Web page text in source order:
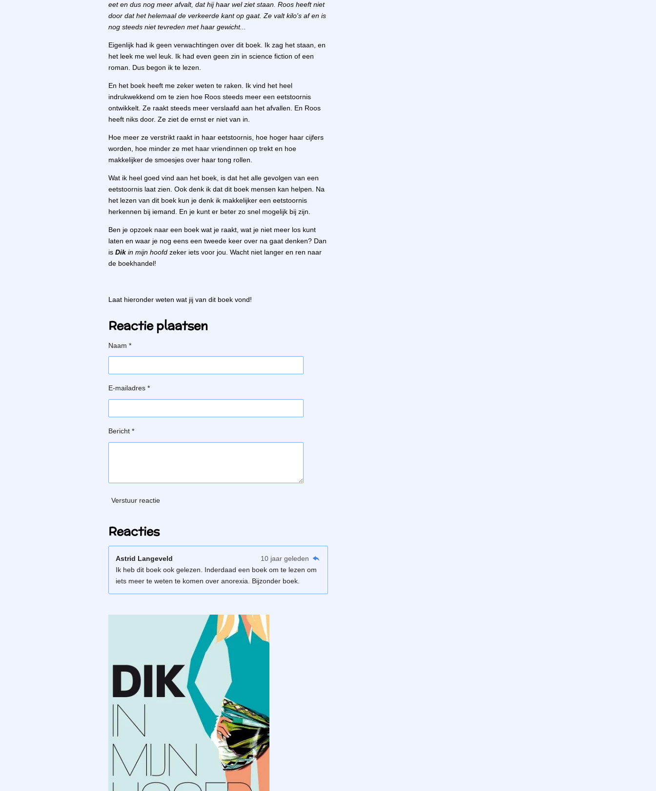
eet en dus nog meer afvalt, dat hij haar wel ziet staan. Roos heeft niet
door dat het helemaal de verkeerde kant op gaat. Ze valt kilo's af en is
nog steeds niet tevreden met haar gewicht...
Eigenlijk had ik geen verwachtingen over dit boek. Ik zag het staan, en
het leek me wel leuk. Ik had even geen zin in science fiction of een
roman. Dus begon ik te lezen.
En het boek heeft me zeker weten te raken. Ik vind het heel
indrukwekkend om te zien hoe Roos steeds meer een eetstoornis
ontwikkelt. Ze raakt steeds meer verslaafd aan het afvallen. En Roos
heeft niks door. Ze ziet de ernst er niet van in.
Hoe meer ze verstrikt raakt in haar eetstoornis, hoe hoger haar cijfers
worden, hoe minder ze met haar vriendinnen op trekt en hoe
makkelijker de smoesjes over haar tong rollen.
Wat ik heel goed vind aan het boek, is dat het alle gevolgen van een
eetstoornis laat zien. Ook denk ik dat dit boek mensen kan helpen. Na
het lezen van dit boek kun je denk ik makkelijker een eetstoornis
herkennen bij iemand. En je kunt er beter zo snel mogelijk bij zijn.
Ben je opzoek naar een boek wat je raakt, wat je niet meer los kunt
laten en waar je nog eens een tweede keer over na gaat denken? Dan
is Dik in mijn hoofd zeker iets voor jou. Wacht niet langer en ren naar
de boekhandel!
Laat hieronder weten wat jij van dit boek vond!
Reactie plaatsen
Naam *
E-mailadres *
Bericht *
Verstuur reactie
Reacties
Astrid Langeveld
10 jaar geleden
Ik heb dit boek ook gelezen. Inderdaad een boek om te lezen om
iets meer te weten te komen over anorexia. Bijzonder boek.